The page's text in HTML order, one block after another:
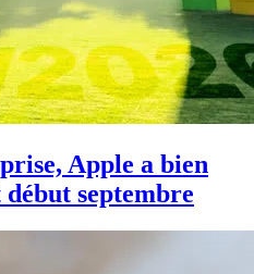
Apple a bien
septembre